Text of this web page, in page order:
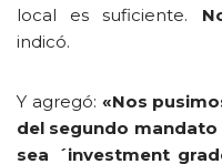
local es suficiente.
indicó.
Y agregó: «Nos
del segundo mandato
sea ´investment